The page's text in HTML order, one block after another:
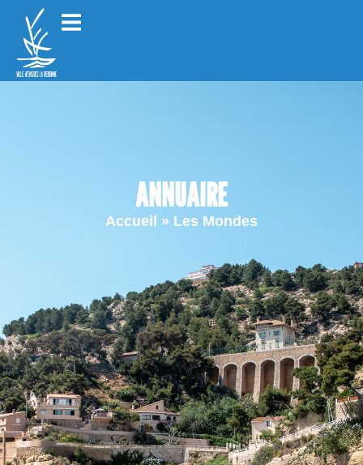
ANNUAIRE
Accueil » Les Mondes